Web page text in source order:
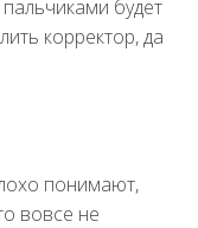
будет
корректор, да
понимают,
вовсе не